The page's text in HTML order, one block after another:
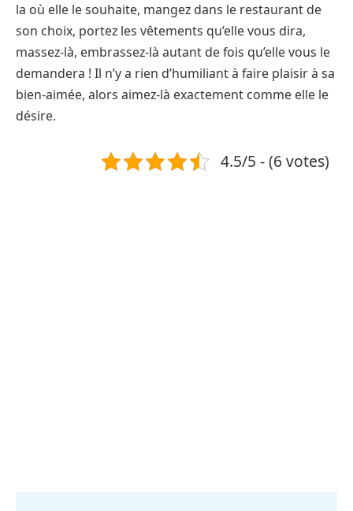
la où elle le souhaite, mangez dans le restaurant de
son choix, portez les vêtements qu’elle vous dira,
massez-là, embrassez-là autant de fois qu’elle vous le
demandera ! Il n’y a rien d’humiliant à faire plaisir à sa
bien-aimée, alors aimez-là exactement comme elle le
désire.
4.5/5 - (6 votes)